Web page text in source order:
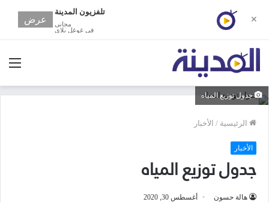
جدول توزيع المياه
الرئيسية / الأخبار
الأخبار
جدول توزيع المياه
هالة حسون أغسطس 30, 2020
✕
تلفزيون المدينة
مجانى
في غوغل بلاي
عرض